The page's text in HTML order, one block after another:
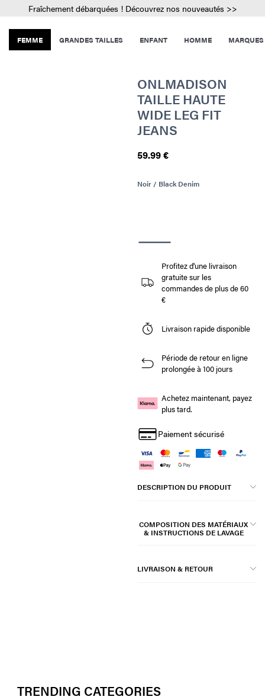
Fraîchement débarquées ! Découvrez nos nouveautés >>
FEMME GRANDES TAILLES ENFANT HOMME MARQUES
ONLMADISON
TAILLE HAUTE
WIDE LEG FIT
JEANS
59.99 €
Noir / Black Denim
Profitez d'une livraison
gratuite sur les
commandes de plus de 60
€
Livraison rapide disponible
Période de retour en ligne
prolongée à 100 jours
Achetez maintenant, payez
plus tard.
Paiement sécurisé
DESCRIPTION DU PRODUIT
COMPOSITION DES MATÉRIAUX
& INSTRUCTIONS DE LAVAGE
LIVRAISON & RETOUR
TRENDING CATEGORIES